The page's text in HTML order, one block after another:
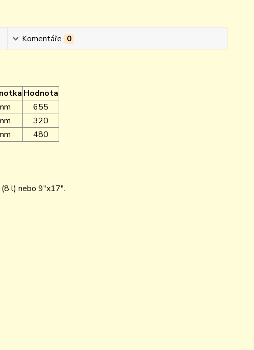
Komentáře 0
Hodnota
655
320
480
l) nebo 9"x17".